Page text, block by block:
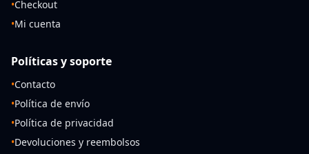
•Checkout
•Mi cuenta
Políticas y soporte
•Contacto
•Política de envío
•Política de privacidad
•Devoluciones y reembolsos